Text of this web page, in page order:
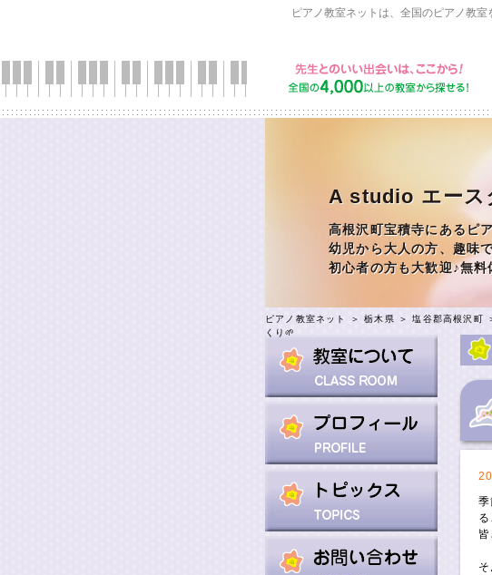
ピアノ教室ネットは、全国のピアノ教
A studio エース
高根沢町宝積寺にあるピ
幼児から大人の方、趣味
初心者の方も大歓迎♪無料
ピアノ教室ネット ＞栃木県 ＞塩谷郡高根沢町
くり🌱